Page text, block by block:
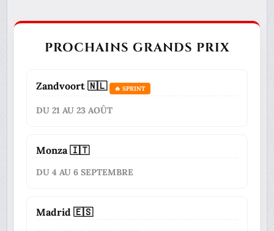
PROCHAINS GRANDS PRIX
Zandvoort 🇳🇱 🔥 SPRINT
DU 21 AU 23 AOÛT
Monza 🇮🇹
DU 4 AU 6 SEPTEMBRE
Madrid 🇪🇸